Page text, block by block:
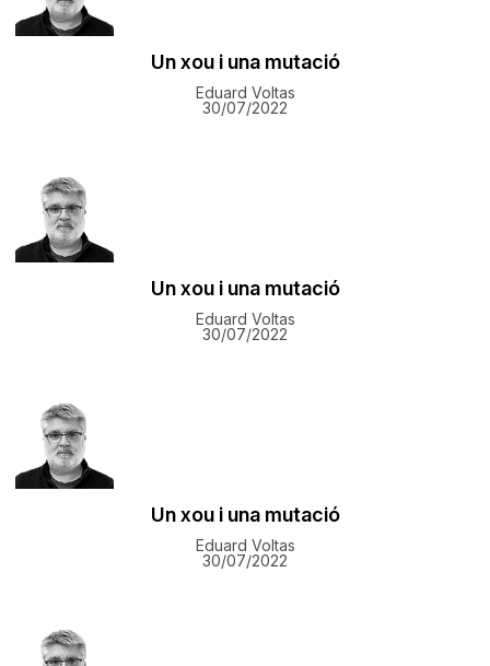
Un xou i una mutació
Eduard Voltas
30/07/2022
Un xou i una mutació
Eduard Voltas
30/07/2022
Un xou i una mutació
Eduard Voltas
30/07/2022